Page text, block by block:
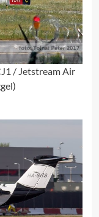
/ Jetstream Air